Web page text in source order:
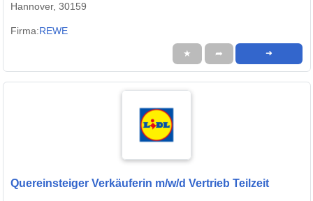
Hannover, 30159
Firma:REWE
★ ➦ ➜
Quereinsteiger Verkäuferin m/w/d Vertrieb Teilzeit